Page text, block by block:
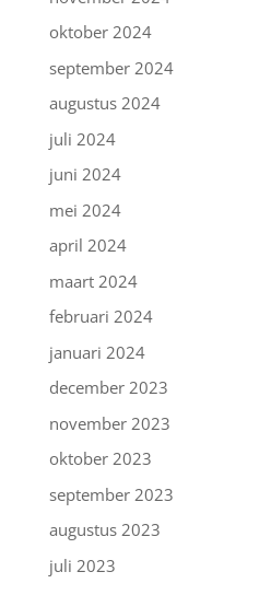
oktober 2024
september 2024
augustus 2024
juli 2024
juni 2024
mei 2024
april 2024
maart 2024
februari 2024
januari 2024
december 2023
november 2023
oktober 2023
september 2023
augustus 2023
juli 2023